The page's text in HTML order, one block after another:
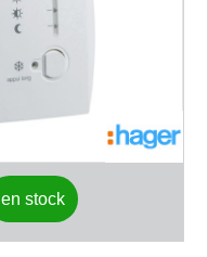
en stock